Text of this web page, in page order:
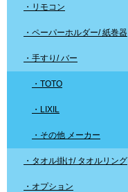
・リモコン
・ペーパーホルダー/ 紙巻器
・手すり/ バー
・TOTO
・LIXIL
・その他 メーカー
・タオル掛け/ タオルリング
・オプション